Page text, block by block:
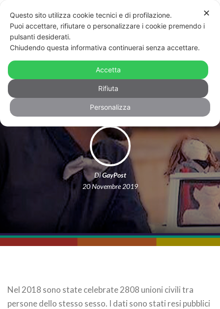
Unioni civili: 2808 nel 2018. Cirinnà:
«Battaglia ancora lunga»
DiGayPost
20 Novembre 2019
Nel 2018 sono state celebrate 2808 unioni civili tra
persone dello stesso sesso. I dati sono stati resi pubblici
✕
Questo sito utilizza cookie tecnici e di profilazione.
Puoi accettare, rifiutare o personalizzare i cookie premendo i
pulsanti desiderati.
Chiudendo questa informativa continuerai senza accettare.
Accetta
Rifiuta
Personalizza